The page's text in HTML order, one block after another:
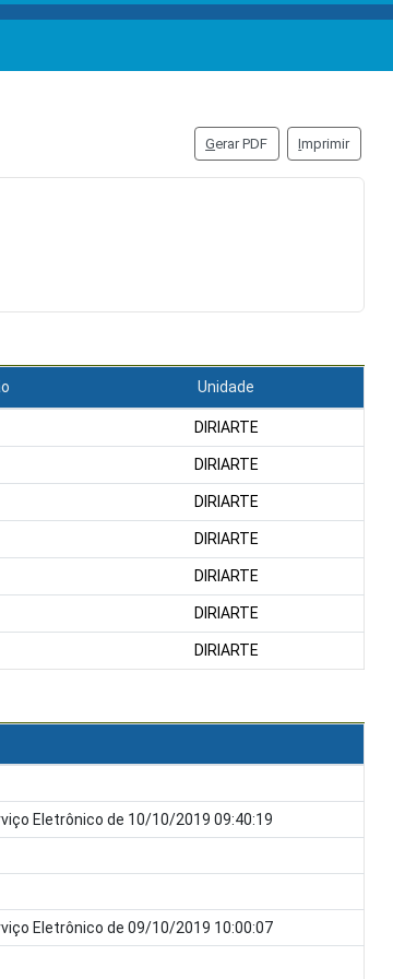
Gerar PDF Imprimir
Unidade
DIRIARTE
DIRIARTE
DIRIARTE
DIRIARTE
DIRIARTE
DIRIARTE
DIRIARTE
Eletrônico de 10/10/2019 09:40:19
Eletrônico de 09/10/2019 10:00:07